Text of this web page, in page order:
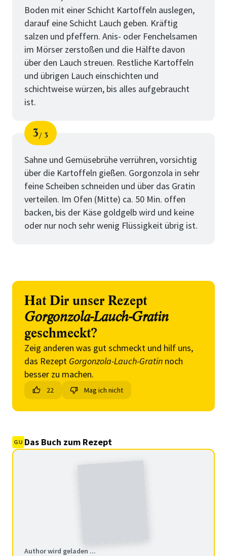
Boden mit einer Schicht Kartoffeln auslegen,
darauf eine Schicht Lauch geben. Kräftig
salzen und pfeffern. Anis- oder Fenchelsamen
im Mörser zerstoßen und die Hälfte davon
über den Lauch streuen. Restliche Kartoffeln
und übrigen Lauch einschichten und
schichtweise würzen, bis alles aufgebraucht
ist.
Schritt
3
von
3
Sahne und Gemüsebrühe verrühren, vorsichtig
über die Kartoffeln gießen. Gorgonzola in sehr
feine Scheiben schneiden und über das Gratin
verteilen. Im Ofen (Mitte) ca. 50 Min. offen
backen, bis der Käse goldgelb wird und keine
oder nur noch sehr wenig Flüssigkeit übrig ist.
Hat Dir unser Rezept
Gorgonzola-Lauch-Gratin
geschmeckt?
Zeig anderen was gut schmeckt und hilf uns,
das Rezept Gorgonzola-Lauch-Gratin noch
besser zu machen.
22 Mag ich nicht
Das Buch zum Rezept
Author wird geladen ...